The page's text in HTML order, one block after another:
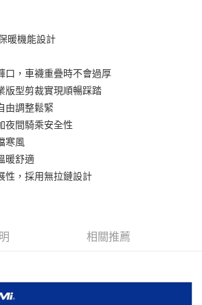
兆豐國際商業銀行
台中商業銀行
永豐商業銀行
台北富邦商業銀行
兆豐國際商業銀行
華泰商業銀行
中國信託商業銀行
含以上)免運費
暖機能設計
口，車襪重疊時不會過厚
版型剪裁實現順暢踩踏
由調整鬆緊
夜間騎乘安全性
寒風
暖舒適
性，採用無拉鏈設計
相關推薦